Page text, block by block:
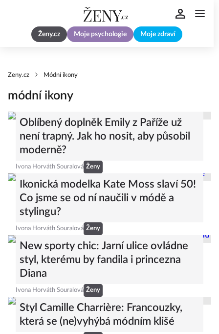
Ženy.cz Moje psychologie Moje zdraví
Zeny.cz Módní ikony
módní ikony
Oblíbený doplněk Emily z Paříže už
není trapný. Jak ho nosit, aby působil
moderně?
Ivona Horváth Souralová Ženy
Ikonická modelka Kate Moss slaví 50!
Co jsme se od ní naučili v módě a
stylingu?
Ivona Horváth Souralová Ženy
New sporty chic: Jarní ulice ovládne
styl, kterému by fandila i princezna
Diana
Ivona Horváth Souralová Ženy
Styl Camille Charrière: Francouzky,
která se (ne)vyhýbá módním klišé